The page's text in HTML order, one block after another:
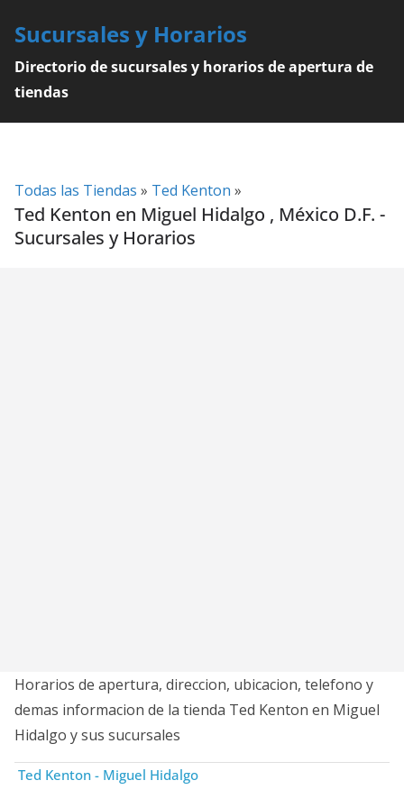
content
Sucursales y Horarios
Directorio de sucursales y horarios de apertura de
tiendas
Todas las Tiendas » Ted Kenton »
Ted Kenton en Miguel Hidalgo , México D.F. -
Sucursales y Horarios
Horarios de apertura, direccion, ubicacion, telefono y
demas informacion de la tienda Ted Kenton en Miguel
Hidalgo y sus sucursales
Ted Kenton - Miguel Hidalgo